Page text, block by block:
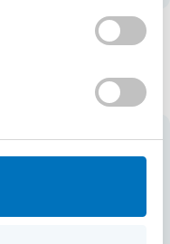
Zekler Sonic 540,
Hitta hit